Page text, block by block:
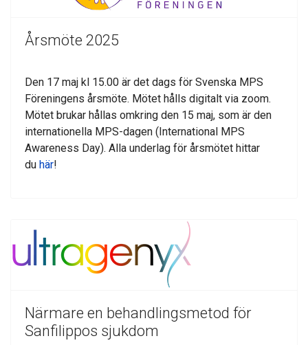
Årsmöte 2025
Den 17 maj kl 15.00 är det dags för Svenska MPS
Föreningens årsmöte. Mötet hålls digitalt via zoom.
Mötet brukar hållas omkring den 15 maj, som är den
internationella MPS-dagen (International MPS
Awareness Day). Alla underlag för årsmötet hittar
du här!
Närmare en behandlingsmetod för
Sanfilippos sjukdom